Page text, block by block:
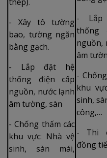
- Xây tô tường
bao, tường ngăn
bằng gạch.
- Lắp đặt hệ
thống điện cấp
nguồn, nước lạnh
âm tường, sàn
- Chống thấm các
khu vực: Nhà vệ
sinh, sàn mái,
-
thống
nguồn,
âm
-
khu
sinh,
công,…
- Thi
đồng